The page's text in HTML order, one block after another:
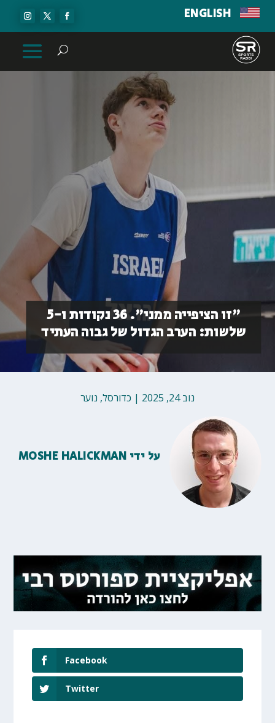
ENGLISH
"זו הציפייה ממני". 36 נקודות ו-5
שלשות: הערב הגדול של גבוה העתיד
נוב 24, 2025 | כדורסל, נוער
על ידי MOSHE HALICKMAN
Facebook
Twitter